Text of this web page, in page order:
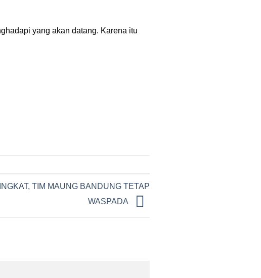
yang akan datang. Karena itu
TIM MAUNG BANDUNG TETAP
WASPADA